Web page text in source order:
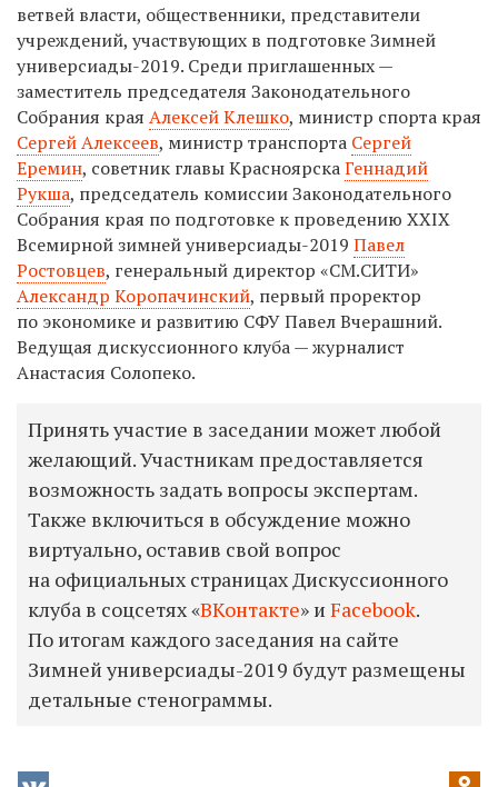
ветвей власти, общественники, представители
учреждений, участвующих в подготовке Зимней
универсиады-2019. Среди приглашенных —
заместитель председателя Законодательного
Собрания края Алексей Клешко, министр спорта края
Сергей Алексеев, министр транспорта Сергей
Еремин, советник главы КрасноярскаГеннадий
Рукша, председатель комиссии Законодательного
Собрания края по подготовке к проведению XXIX
Всемирной зимней универсиады-2019 Павел
Ростовцев, генеральный директор «СМ.СИТИ»
Александр Коропачинский, первый проректор
по экономике и развитию СФУ Павел Вчерашний.
Ведущая дискуссионного клуба — журналист
Анастасия Солопеко.
Принять участие в заседании может любой
желающий. Участникам предоставляется
возможность задать вопросы экспертам.
Также включиться в обсуждение можно
виртуально, оставив свой вопрос
на официальных страницах Дискуссионного
клуба в соцсетях «ВКонтакте» и Facebook.
По итогам каждого заседания на сайте
Зимней универсиады-2019 будут размещены
детальные стенограммы.